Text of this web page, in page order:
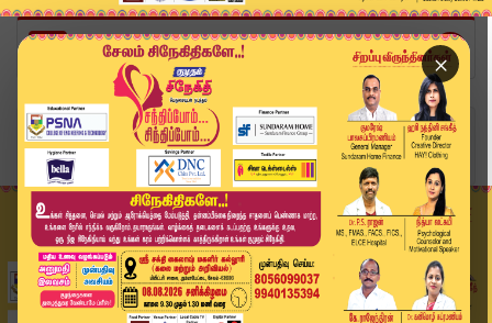
×
Home
வீடியோ ஸ்டோரி
Sengottaiyan Pressmeet | "என்ன யாராலும் இயக்க ம...